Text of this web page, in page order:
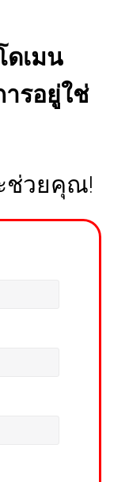
ดเมน
รอยู่ใช่
ช่วยคุณ!